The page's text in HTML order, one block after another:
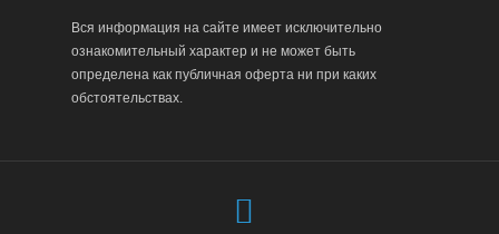
Вся информация на сайте имеет исключительно
ознакомительный характер и не может быть
определена как публичная оферта ни при каких
обстоятельствах.